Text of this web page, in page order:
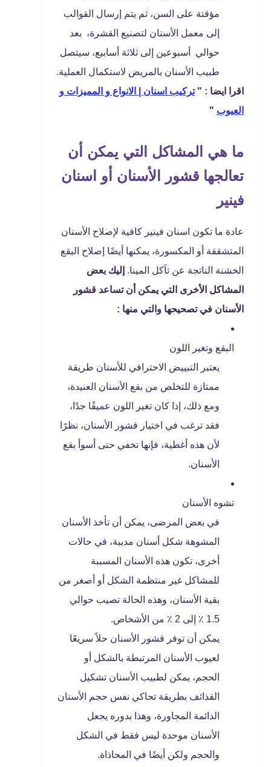
مؤقتة على السن، ثم يتم إرسال القوالب
إلى معمل الأسنان لتصنيع القشرة، بعد
حوالي أسبوعين إلى ثلاثة أسابيع، سيتصل
طبيب الأسنان بالمريض لاستكمال العملية.
اقرا ايضا : "تركيب اسنان | الانواع و المميزات و
العيوب "
ما هي المشاكل التي يمكن أن
تعالجها قشور الأسنان أو اسنان
فينير
عادة ما تكون اسنان فينير كافية لإصلاح الأسنان
المتشققة أو المكسورة، يمكنها أيضًا إصلاح البقع
الخشنة الناتجة عن تآكل المينا. إليك بعض
المشاكل الأخرى التي يمكن أن تساعد قشور
الأسنان في تصحيحها والتي منها :
البقع وتغير اللون
يعتبر التبييض الاحترافي للأسنان طريقة
ممتازة للتخلص من بقع الأسنان العنيدة،
ومع ذلك، إذا كان تغير اللون عميقًا جدًا،
فقد ترغب في اختيار قشور الأسنان، نظرًا
لأن هذه أغطية، فإنها تخفي حتى أسوأ بقع
الأسنان.
تشوه الأسنان
في بعض المرضى، يمكن أن تأخذ الأسنان
المشوهة شكل أسنان مدببة، في حالات
أخرى، تكون هذه الأسنان المسببة
للمشاكل غير منتظمة الشكل أو أصغر من
بقية الأسنان، وهذه الحالة تصيب حوالي
1.5 ٪ إلى 2 ٪ من الأشخاص.
يمكن أن توفر قشور الأسنان حلاً سريعًا
لعيوب الأسنان المرتبطة بالشكل أو
الحجم، يمكن لطبيب الأسنان تشكيل
القذائف بطريقة تحاكي نفس حجم الأسنان
الدائمة المجاورة، وهذا بدوره يجعل
الأسنان موحدة ليس فقط في الشكل
والحجم ولكن أيضًا في المحاذاة.